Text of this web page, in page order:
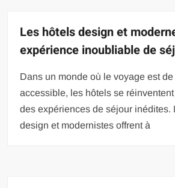
Les hôtels design et
expérience inoubliable de
Dans un monde où le voyage est
accessible, les hôtels se
des expériences de séjour inédites.
design et modernistes offrent à